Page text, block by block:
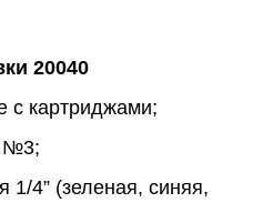
20040
с картриджами;
№3;
1/4” (зеленая, синяя,